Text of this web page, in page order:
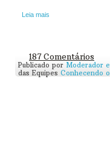
Leia mais
187 Comentários
Publicado por Moderador
das Equipes Conhecendo